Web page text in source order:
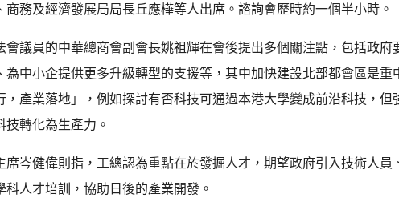
商務及經濟發展局局長丘應樺等人出席。諮詢會歷時約一個半小時。
會議員的中華總商會副會長姚祖輝在會後提出多個關注點，包括政府
為中小企提供更多升級轉型的支援等，其中加快建設北部都會區是重
，產業落地」，例如探討有否科技可通過本港大學變成前沿科技，但
技轉化為生產力。
席岑健偉則指，工總認為重點在於發掘人才，期望政府引入技術人員
科人才培訓，協助日後的產業開發。